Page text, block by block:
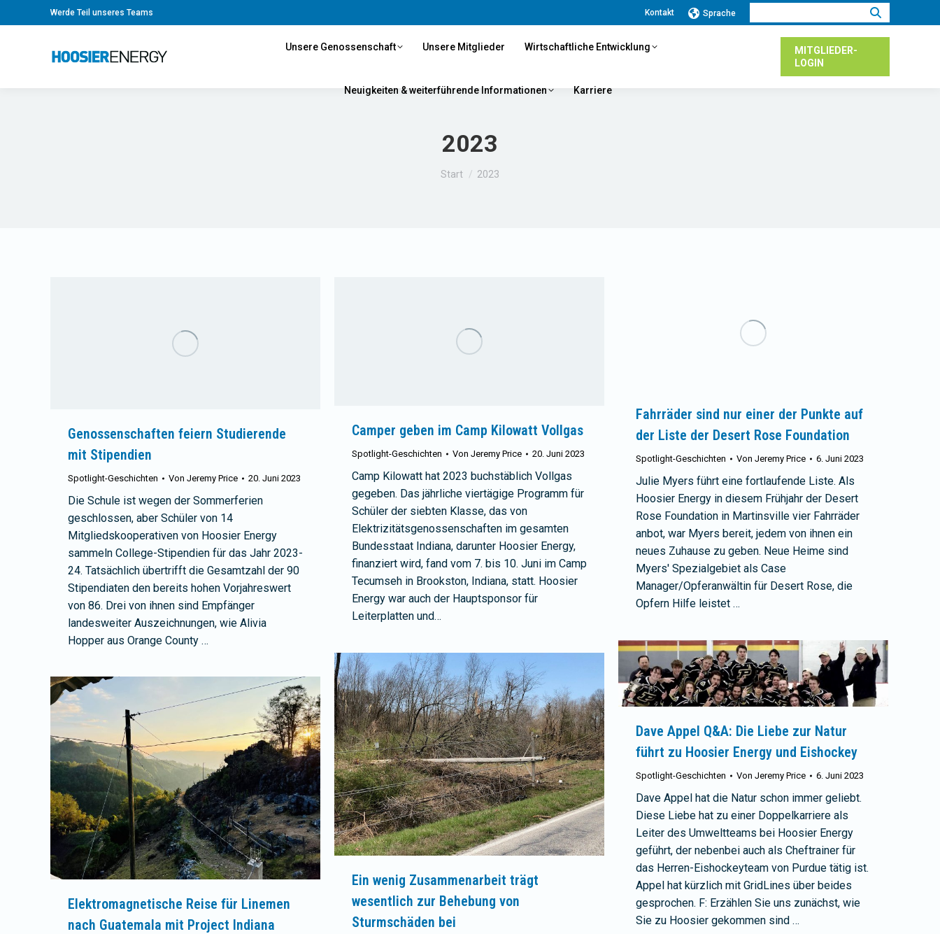
Werde Teil unseres Teams Kontakt Sprache
Unsere Genossenschaft Unsere Mitglieder Wirtschaftliche Entwicklung
Neuigkeiten & weiterführende Informationen Karriere
MITGLIEDER-
LOGIN
2023
Sie befinden sich hier:
Start 2023
Genossenschaften feiern Studierende
mit Stipendien
Spotlight-Geschichten Von Jeremy Price 20. Juni 2023
Die Schule ist wegen der Sommerferien
geschlossen, aber Schüler von 14
Mitgliedskooperativen von Hoosier Energy
sammeln College-Stipendien für das Jahr 2023-
24. Tatsächlich übertrifft die Gesamtzahl der 90
Stipendiaten den bereits hohen Vorjahreswert
von 86. Drei von ihnen sind Empfänger
landesweiter Auszeichnungen, wie Alivia
Hopper aus Orange County …
Camper geben im Camp Kilowatt Vollgas
Spotlight-Geschichten Von Jeremy Price 20. Juni 2023
Camp Kilowatt hat 2023 buchstäblich Vollgas
gegeben. Das jährliche viertägige Programm für
Schüler der siebten Klasse, das von
Elektrizitätsgenossenschaften im gesamten
Bundesstaat Indiana, darunter Hoosier Energy,
finanziert wird, fand vom 7. bis 10. Juni im Camp
Tecumseh in Brookston, Indiana, statt. Hoosier
Energy war auch der Hauptsponsor für
Leiterplatten und…
Fahrräder sind nur einer der Punkte auf
der Liste der Desert Rose Foundation
Spotlight-Geschichten Von Jeremy Price 6. Juni 2023
Julie Myers führt eine fortlaufende Liste. Als
Hoosier Energy in diesem Frühjahr der Desert
Rose Foundation in Martinsville vier Fahrräder
anbot, war Myers bereit, jedem von ihnen ein
neues Zuhause zu geben. Neue Heime sind
Myers' Spezialgebiet als Case
Manager/Opferanwältin für Desert Rose, die
Opfern Hilfe leistet …
Dave Appel Q&A: Die Liebe zur Natur
führt zu Hoosier Energy und Eishockey
Spotlight-Geschichten Von Jeremy Price 6. Juni 2023
Dave Appel hat die Natur schon immer geliebt.
Diese Liebe hat zu einer Doppelkarriere als
Leiter des Umweltteams bei Hoosier Energy
geführt, der nebenbei auch als Cheftrainer für
das Herren-Eishockeyteam von Purdue tätig ist.
Appel hat kürzlich mit GridLines über beides
gesprochen. F: Erzählen Sie uns zunächst, wie
Sie zu Hoosier gekommen sind …
Ein wenig Zusammenarbeit trägt
wesentlich zur Behebung von
Sturmschäden bei
Elektromagnetische Reise für Linemen
nach Guatemala mit Project Indiana